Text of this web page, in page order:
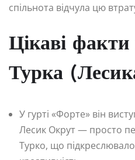
спільнота відчула цю
Цікаві
Турка
У гурті «Форте» він
Лесик Окрут — просто
Турко, що